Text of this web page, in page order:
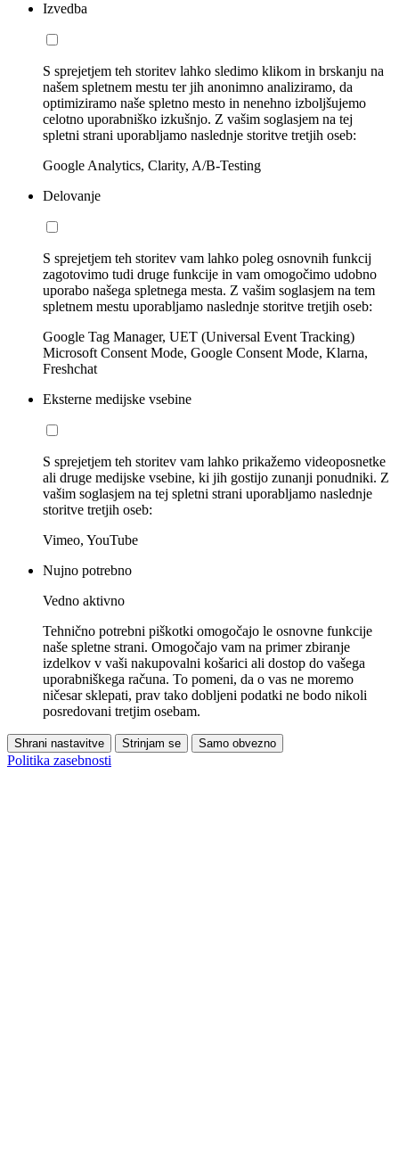
Izvedba
S sprejetjem teh storitev lahko sledimo klikom in brskanju na
našem spletnem mestu ter jih anonimno analiziramo, da
optimiziramo naše spletno mesto in nenehno izboljšujemo
celotno uporabniško izkušnjo. Z vašim soglasjem na tej
spletni strani uporabljamo naslednje storitve tretjih oseb:
Google Analytics, Clarity, A/B-Testing
Delovanje
S sprejetjem teh storitev vam lahko poleg osnovnih funkcij
zagotovimo tudi druge funkcije in vam omogočimo udobno
uporabo našega spletnega mesta. Z vašim soglasjem na tem
spletnem mestu uporabljamo naslednje storitve tretjih oseb:
Google Tag Manager, UET (Universal Event Tracking)
Microsoft Consent Mode, Google Consent Mode, Klarna,
Freshchat
Eksterne medijske vsebine
S sprejetjem teh storitev vam lahko prikažemo videoposnetke
ali druge medijske vsebine, ki jih gostijo zunanji ponudniki. Z
vašim soglasjem na tej spletni strani uporabljamo naslednje
storitve tretjih oseb:
Vimeo, YouTube
Nujno potrebno
Vedno aktivno
Tehnično potrebni piškotki omogočajo le osnovne funkcije
naše spletne strani. Omogočajo vam na primer zbiranje
izdelkov v vaši nakupovalni košarici ali dostop do vašega
uporabniškega računa. To pomeni, da o vas ne moremo
ničesar sklepati, prav tako dobljeni podatki ne bodo nikoli
posredovani tretjim osebam.
Shrani nastavitve Strinjam se Samo obvezno
Politika zasebnosti